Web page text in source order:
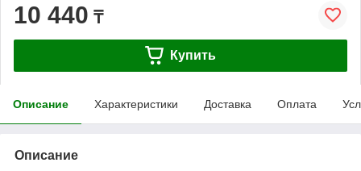
10 440 ₸
Купить
Описание Характеристики Доставка Оплата
Описание